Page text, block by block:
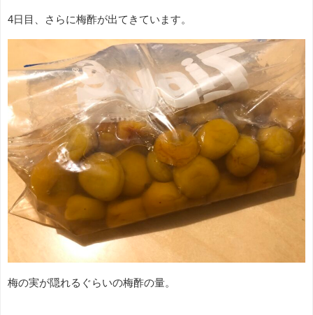
4日目、さらに梅酢が出てきています。
梅の実が隠れるぐらいの梅酢の量。